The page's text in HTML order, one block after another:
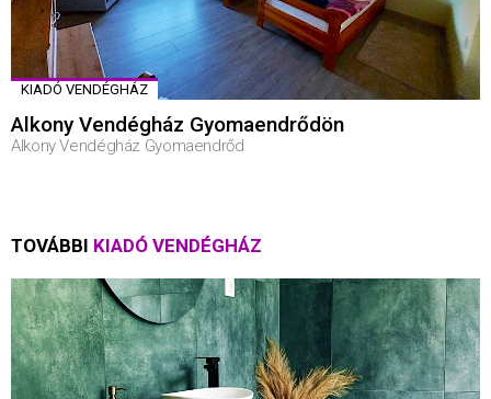
KIADÓ VENDÉGHÁZ
Alkony Vendégház Gyomaendrődön
Alkony Vendégház Gyomaendrőd
TOVÁBBI KIADÓ VENDÉGHÁZ